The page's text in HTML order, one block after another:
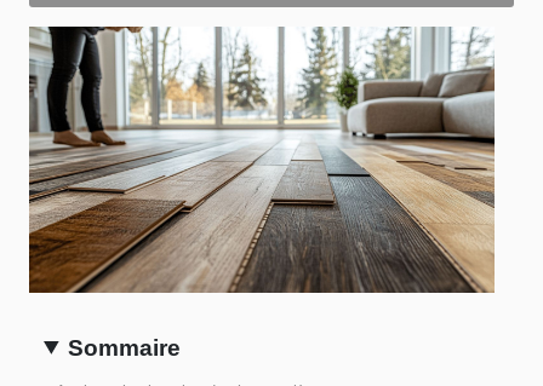
Sommaire